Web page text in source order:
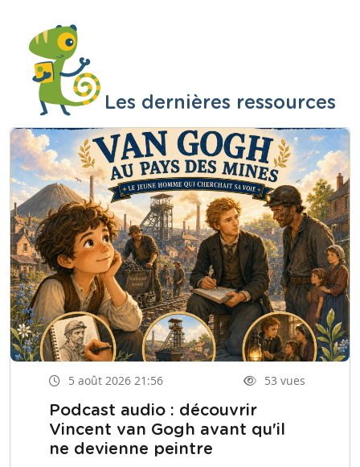
Les dernières ressources
5 août 2026 21:56 53 vues
Podcast audio : découvrir
Vincent van Gogh avant qu'il
ne devienne peintre